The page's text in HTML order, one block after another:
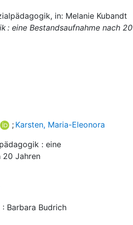
in: Melanie Kubandt
: eine Bestandsaufnahme nach 20
; Karsten, Maria-Eleonora
: eine
20 Jahren
Barbara Budrich